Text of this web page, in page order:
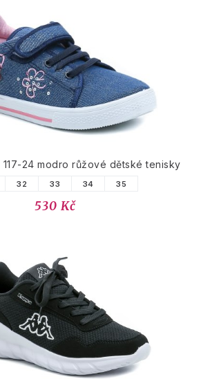
117-24 modro růžové dětské tenisky
32 33 34 35
530 Kč